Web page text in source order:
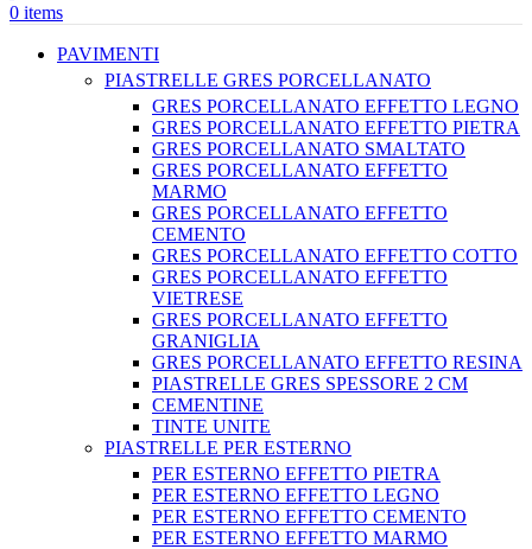
0 items
PAVIMENTI
PIASTRELLE GRES PORCELLANATO
GRES PORCELLANATO EFFETTO LEGNO
GRES PORCELLANATO EFFETTO PIETRA
GRES PORCELLANATO SMALTATO
GRES PORCELLANATO EFFETTO
MARMO
GRES PORCELLANATO EFFETTO
CEMENTO
GRES PORCELLANATO EFFETTO COTTO
GRES PORCELLANATO EFFETTO
VIETRESE
GRES PORCELLANATO EFFETTO
GRANIGLIA
GRES PORCELLANATO EFFETTO RESINA
PIASTRELLE GRES SPESSORE 2 CM
CEMENTINE
TINTE UNITE
PIASTRELLE PER ESTERNO
PER ESTERNO EFFETTO PIETRA
PER ESTERNO EFFETTO LEGNO
PER ESTERNO EFFETTO CEMENTO
PER ESTERNO EFFETTO MARMO